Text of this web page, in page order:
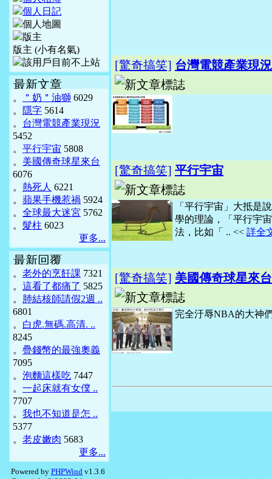
版主 (小有名氣)
最新文章
。 ＂奶＂油獅 6029
。
隱字 5614
。 台灣電競產業現況
5452
。 平行宇宙 5808
。 美國傳奇球星來台
6076
。 熱死人 6221
。 蘋果手機惹禍 5924
。 全球最大迷宮 5762
。 髮柱 6023
更多...
最新回覆
。 老外的烹飪課 7321
。 這看了都痛了 5825
。 肺結核師請假2週 ..
6801
。 白虎.無碼.高清. ..
8245
。 疊錢幣的最強奧義
7095
。 泡麵這樣吃 7447
。 一起床就有女僕 ..
7707
。 我也不知道是怎 ..
5377
。 老皮嫩肉 5683
更多...
[驚奇搞笑] 台灣電競產業現況
[驚奇搞笑] 平行宇宙
「平行宇宙」大抵是
學的理論，「平行宇
法，比如「 .. << 詳全
[驚奇搞笑] 美國傳奇球星來台
完全汙辱NBA的大神
Powered by PHPWind v1.3.6